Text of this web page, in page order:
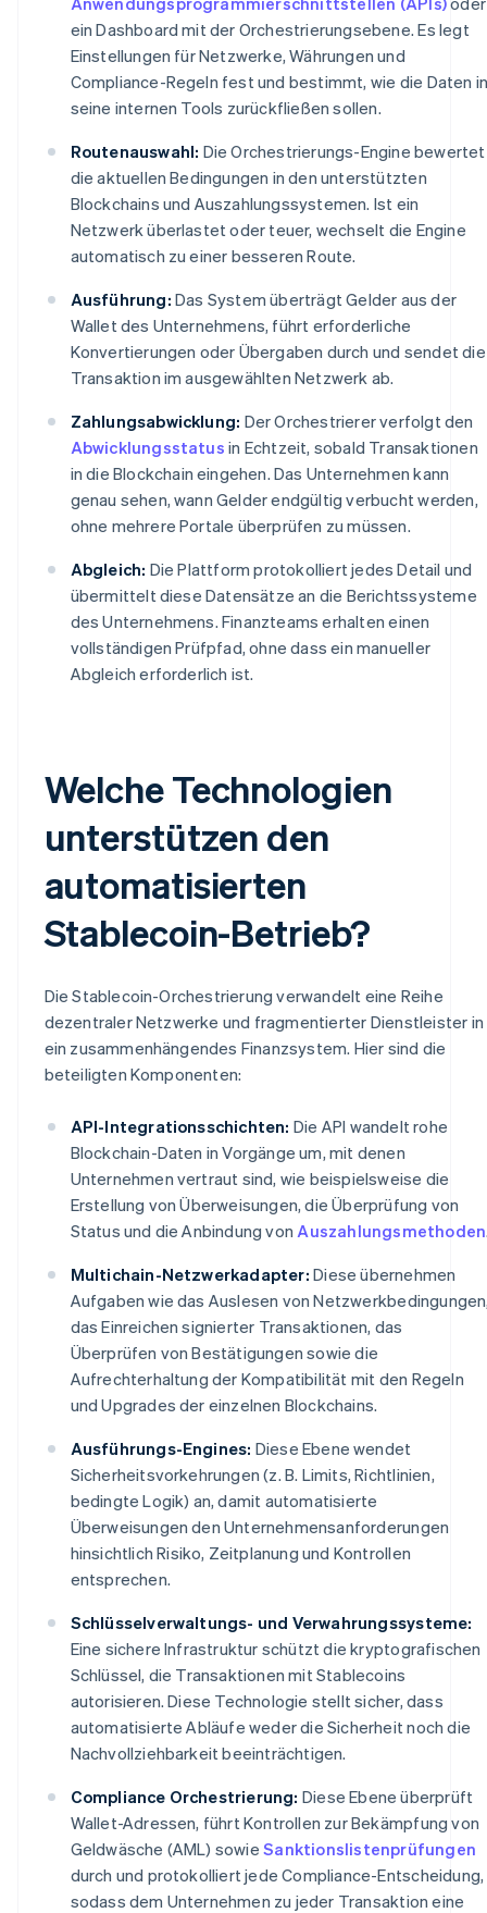
ein Dashboard mit der Orchestrierungsebene. Es legt
Einstellungen für Netzwerke, Währungen und
Compliance-Regeln fest und bestimmt, wie die Daten
seine internen Tools zurückfließen sollen.
Routenauswahl: Die Orchestrierungs-Engine bewertet
die aktuellen Bedingungen in den unterstützten
Blockchains und Auszahlungssystemen. Ist ein
Netzwerk überlastet oder teuer, wechselt die Engine
automatisch zu einer besseren Route.
Ausführung: Das System überträgt Gelder aus der
Wallet des Unternehmens, führt erforderliche
Konvertierungen oder Übergaben durch und sendet die
Transaktion im ausgewählten Netzwerk ab.
Zahlungsabwicklung: Der Orchestrierer verfolgt den
Abwicklungsstatus in Echtzeit, sobald Transaktionen
in die Blockchain eingehen. Das Unternehmen kann
genau sehen, wann Gelder endgültig verbucht werden,
ohne mehrere Portale überprüfen zu müssen.
Abgleich: Die Plattform protokolliert jedes Detail und
übermittelt diese Datensätze an die Berichtssysteme
des Unternehmens. Finanzteams erhalten einen
vollständigen Prüfpfad, ohne dass ein manueller
Abgleich erforderlich ist.
Welche Technologien
unterstützen den
automatisierten
Stablecoin-Betrieb?
Die Stablecoin-Orchestrierung verwandelt eine Reihe
dezentraler Netzwerke und fragmentierter Dienstleister in
ein zusammenhängendes Finanzsystem. Hier sind die
beteiligten Komponenten:
API-Integrationsschichten: Die API wandelt rohe
Blockchain-Daten in Vorgänge um, mit denen
Unternehmen vertraut sind, wie beispielsweise die
Erstellung von Überweisungen, die Überprüfung von
Status und die Anbindung von Auszahlungsmethoden
Multichain-Netzwerkadapter: Diese übernehmen
Aufgaben wie das Auslesen von
das Einreichen signierter Transaktionen, das
Überprüfen von Bestätigungen sowie die
Aufrechterhaltung der Kompatibilität mit den Regeln
und Upgrades der einzelnen Blockchains.
Ausführungs-Engines: Diese Ebene wendet
Sicherheitsvorkehrungen (z. B. Limits, Richtlinien,
bedingte Logik) an, damit automatisierte
Überweisungen den Unternehmensanforderungen
hinsichtlich Risiko, Zeitplanung und Kontrollen
entsprechen.
Schlüsselverwaltungs- und Verwahrungssysteme:
Eine sichere Infrastruktur schützt die kryptografischen
Schlüssel, die Transaktionen mit Stablecoins
autorisieren. Diese Technologie stellt sicher, dass
automatisierte Abläufe weder die Sicherheit noch die
Nachvollziehbarkeit beeinträchtigen.
Compliance Orchestrierung: Diese Ebene überprüft
Wallet-Adressen, führt Kontrollen zur Bekämpfung von
Geldwäsche (AML) sowieSanktionslistenprüfungen
durch und protokolliert jede Compliance-Entscheidung,
sodass dem Unternehmen zu jeder Transaktion eine